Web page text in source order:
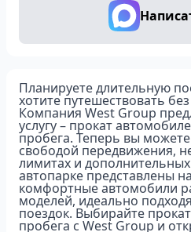
Планируете длительную
хотите путешествовать
Компания West Group
услугу – прокат
пробега. Теперь вы
свободой передвижения,
лимитах и
автопарке представлены
комфортные автомобили
моделей, идеально
поездок. Выбирайте
пробега с West Group и